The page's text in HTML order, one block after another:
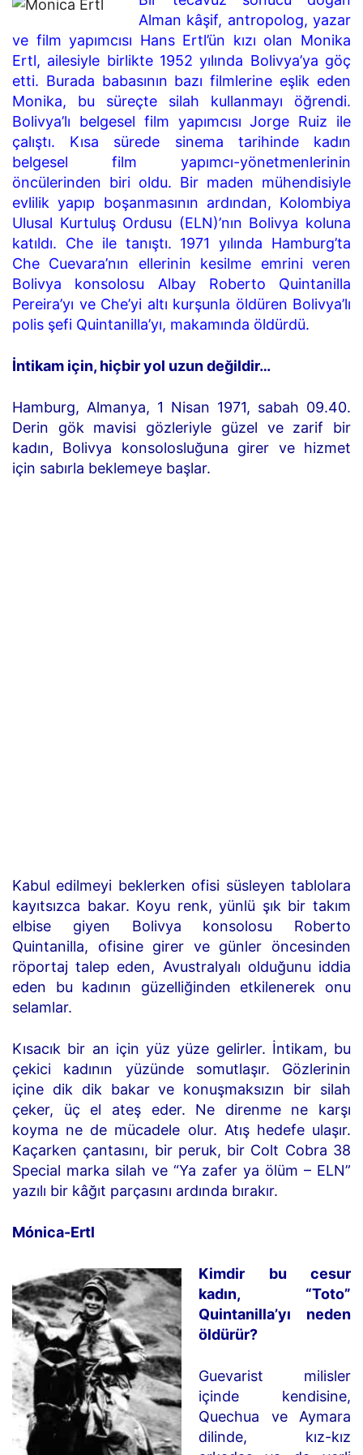
Alman kâşif, antropolog, yazar
ve film yapımcısı Hans Ertl’ün kızı olan Monika
Ertl, ailesiyle birlikte 1952 yılında Bolivya’ya göç
etti. Burada babasının bazı filmlerine eşlik eden
Monika, bu süreçte silah kullanmayı öğrendi.
Bolivya’lı belgesel film yapımcısı Jorge Ruiz ile
çalıştı. Kısa sürede sinema tarihinde kadın
belgesel film yapımcı-yönetmenlerinin
öncülerinden biri oldu. Bir maden mühendisiyle
evlilik yapıp boşanmasının ardından, Kolombiya
Ulusal Kurtuluş Ordusu (ELN)’nın Bolivya koluna
katıldı. Che ile tanıştı. 1971 yılında Hamburg’ta
Che Cuevara’nın ellerinin kesilme emrini veren
Bolivya konsolosu Albay Roberto Quintanilla
Pereira’yı ve Che’yi altı kurşunla öldüren Bolivya’lı
polis şefi Quintanilla’yı, makamında öldürdü.
İntikam için, hiçbir yol uzun değildir…
Hamburg, Almanya, 1 Nisan 1971, sabah 09.40.
Derin gök mavisi gözleriyle güzel ve zarif bir
kadın, Bolivya konsolosluğuna girer ve hizmet
için sabırla beklemeye başlar.
Kabul edilmeyi beklerken ofisi süsleyen tablolara
kayıtsızca bakar. Koyu renk, yünlü şık bir takım
elbise giyen Bolivya konsolosu Roberto
Quintanilla, ofisine girer ve günler öncesinden
röportaj talep eden, Avustralyalı olduğunu iddia
eden bu kadının güzelliğinden etkilenerek onu
selamlar.
Kısacık bir an için yüz yüze gelirler. İntikam, bu
çekici kadının yüzünde somutlaşır. Gözlerinin
içine dik dik bakar ve konuşmaksızın bir silah
çeker, üç el ateş eder. Ne direnme ne karşı
koyma ne de mücadele olur. Atış hedefe ulaşır.
Kaçarken çantasını, bir peruk, bir Colt Cobra 38
Special marka silah ve “Ya zafer ya ölüm – ELN”
yazılı bir kâğıt parçasını ardında bırakır.
Mónica-Ertl
Kimdir bu cesur
kadın, “Toto”
Quintanilla’yı neden
öldürür?
Guevarist milisler
içinde kendisine,
Quechua ve Aymara
dilinde, kız-kız